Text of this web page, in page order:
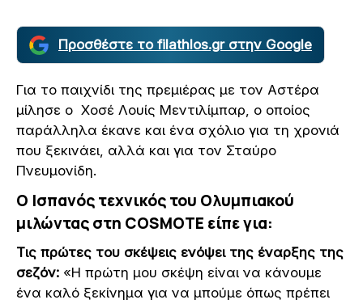
Προσθέστε το filathlos.gr στην Google
Για το παιχνίδι της πρεμιέρας με τον Αστέρα
μίλησε ο Χοσέ Λουίς Μεντιλίμπαρ, ο οποίος
παράλληλα έκανε και ένα σχόλιο για τη χρονιά
που ξεκινάει, αλλά και για τον Σταύρο
Πνευμονίδη.
Ο Ισπανός τεχνικός του Ολυμπιακού
μιλώντας στη COSMOTE είπε για:
Τις πρώτες του σκέψεις ενόψει της έναρξης της
σεζόν: «Η πρώτη μου σκέψη είναι να κάνουμε
ένα καλό ξεκίνημα για να μπούμε όπως πρέπει